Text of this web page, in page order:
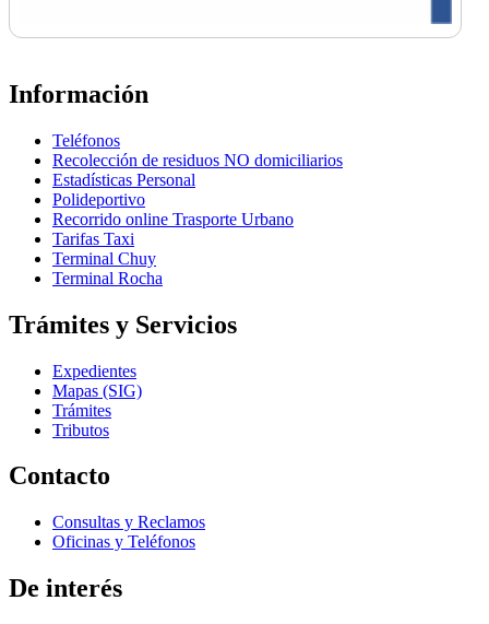
Información
Teléfonos
Recolección de residuos NO domiciliarios
Estadísticas Personal
Polideportivo
Recorrido online Trasporte Urbano
Tarifas Taxi
Terminal Chuy
Terminal Rocha
Trámites y Servicios
Expedientes
Mapas (SIG)
Trámites
Tributos
Contacto
Consultas y Reclamos
Oficinas y Teléfonos
De interés